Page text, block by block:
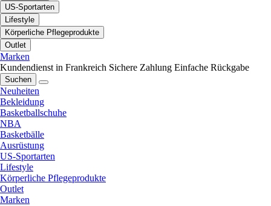
US-Sportarten
Lifestyle
Körperliche Pflegeprodukte
Outlet
Marken
Kundendienst in Frankreich Sichere Zahlung Einfache Rückgabe
Suchen
Neuheiten
Bekleidung
Basketballschuhe
NBA
Basketbälle
Ausrüstung
US-Sportarten
Lifestyle
Körperliche Pflegeprodukte
Outlet
Marken